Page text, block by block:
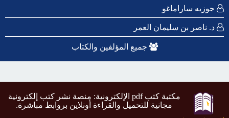
جوزيه ساراماغو
د. ناصر بن سليمان العمر
جميع المؤلفين والكتاب
مكتبة كتب pdf الإلكترونية: منصة نشر كتب إلكترونية
مجانية للتحميل والقراءة أونلاين بروابط مباشرة.